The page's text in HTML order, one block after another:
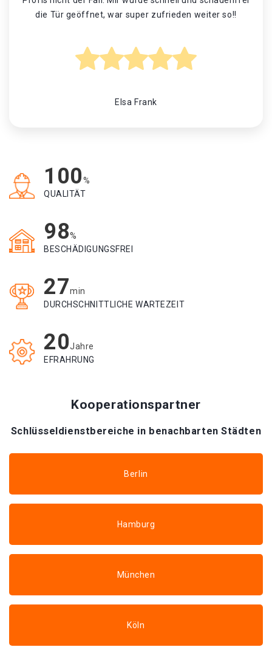
die Tür geöffnet, war super zufrieden weiter so!!
Elsa Frank
100%
QUALITÄT
98%
BESCHÄDIGUNGSFREI
27min
DURCHSCHNITTLICHE WARTEZEIT
20Jahre
EFRAHRUNG
Kooperationspartner
Schlüsseldienstbereiche in benachbarten Städten
Berlin
Hamburg
München
Köln